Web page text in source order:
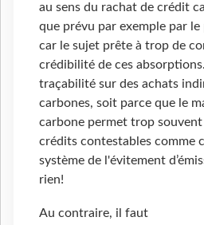
au sens du rachat de crédit
que prévu par exemple par
car le sujet prête à trop de
crédibilité de ces
traçabilité sur des achats
carbones, soit parce que le
carbone permet trop souvent
crédits contestables comme
système de l'évitement
rien!
Au contraire, il faut